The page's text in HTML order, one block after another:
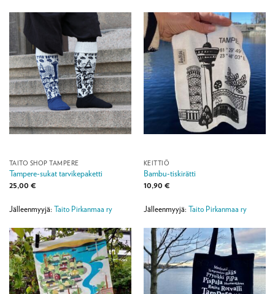
TAITO SHOP TAMPERE
Tampere-sukat tarvikepaketti
25,00 €
Jälleenmyyjä: Taito Pirkanmaa ry
KEITTIÖ
Bambu-tiskirätti
10,90 €
Jälleenmyyjä: Taito Pirkanmaa ry